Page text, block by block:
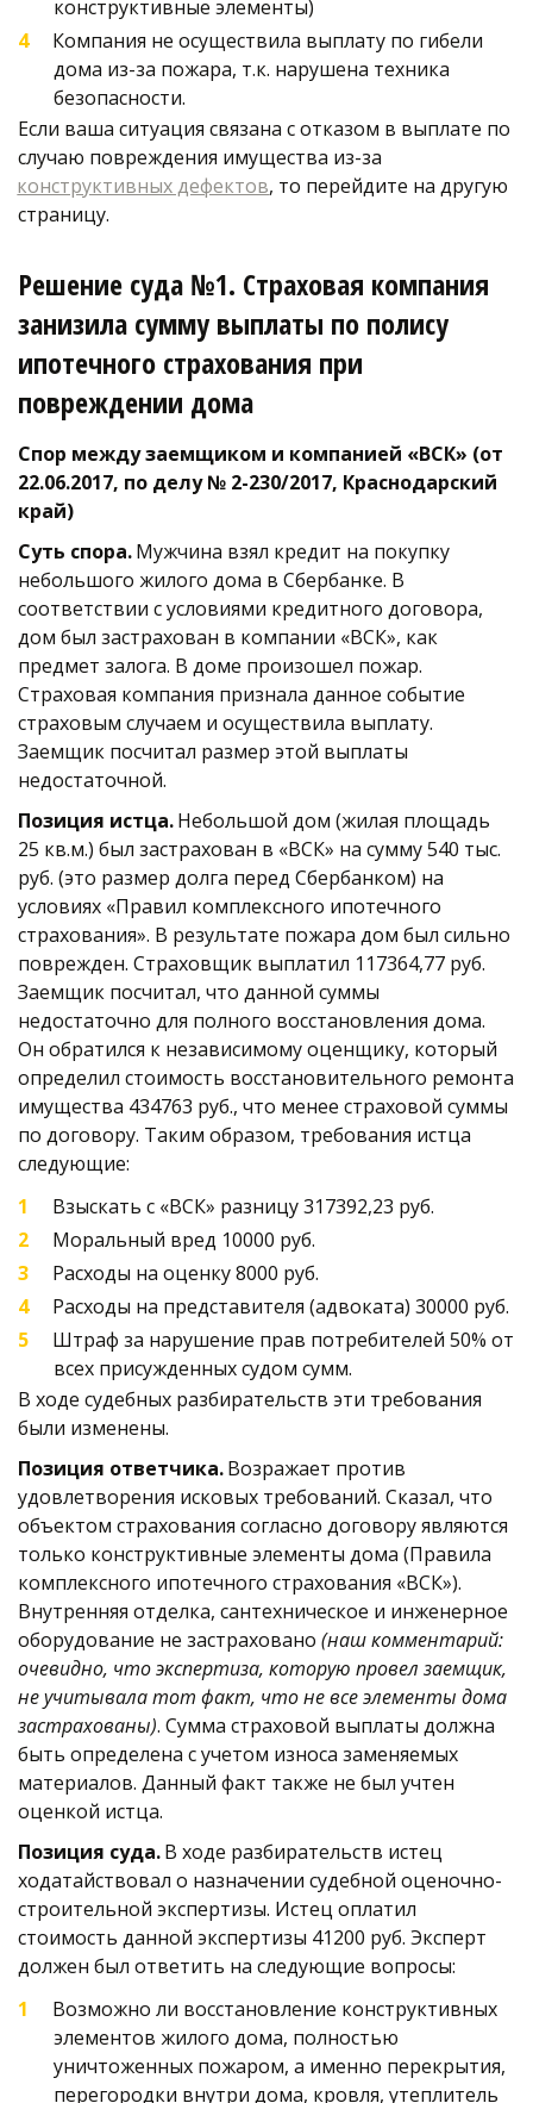
конструктивные элементы)
Компания не осуществила выплату по гибели
дома из-за пожара, т.к. нарушена техника
безопасности.
Если ваша ситуация связана с отказом в выплате по
конструктивных дефектов, то перейдите на другую
страницу.
Решение суда №1. Страховая компания
занизила сумму выплаты по полису
ипотечного страхования при
повреждении дома
Спор между заемщиком и компанией «ВСК» (от
22.06.2017, по делу № 2-230/2017, Краснодарский
край)
Суть спора. Мужчина взял кредит на покупку
небольшого жилого дома в Сбербанке. В
соответствии с условиями кредитного договора,
дом был застрахован в компании «ВСК», как
предмет залога. В доме произошел пожар.
Страховая компания признала данное событие
страховым случаем и осуществила выплату.
Заемщик посчитал размер этой выплаты
недостаточной.
Позиция истца. Небольшой дом (жилая площадь
25 кв.м.) был застрахован в «ВСК» на сумму 540 тыс.
руб. (это размер долга перед Сбербанком) на
условиях «Правил комплексного ипотечного
страхования». В результате пожара дом был сильно
поврежден. Страховщик выплатил 117364,77 руб.
Заемщик посчитал, что данной суммы
недостаточно для полного восстановления дома.
Он обратился к независимому оценщику, который
определил стоимость восстановительного ремонта
имущества 434763 руб., что менее страховой суммы
по договору. Таким образом, требования истца
следующие:
Взыскать с «ВСК» разницу 317392,23 руб.
Моральный вред 10000 руб.
Расходы на оценку 8000 руб.
Расходы на представителя (адвоката) 30000 руб.
Штраф за нарушение прав потребителей 50% от
всех присужденных судом сумм.
В ходе судебных разбирательств эти требования
были изменены.
Позиция ответчика. Возражает против
удовлетворения исковых требований. Сказал, что
объектом страхования согласно договору являются
только конструктивные элементы дома (Правила
комплексного ипотечного страхования «ВСК»).
Внутренняя отделка, сантехническое и инженерное
оборудование не застраховано (наш комментарий:
очевидно, что экспертиза, которую провел заемщик,
не учитывала тот факт, что не все элементы дома
застрахованы). Сумма страховой выплаты должна
быть определена с учетом износа заменяемых
материалов. Данный факт также не был учтен
оценкой истца.
Позиция суда. В ходе разбирательств истец
ходатайствовал о назначении судебной оценочно-
строительной экспертизы. Истец оплатил
стоимость данной экспертизы 41200 руб. Эксперт
должен был ответить на следующие вопросы:
Возможно ли восстановление конструктивных
элементов жилого дома, полностью
уничтоженных пожаром, а именно перекрытия,
перегородки внутри дома, кровля, утеплитель